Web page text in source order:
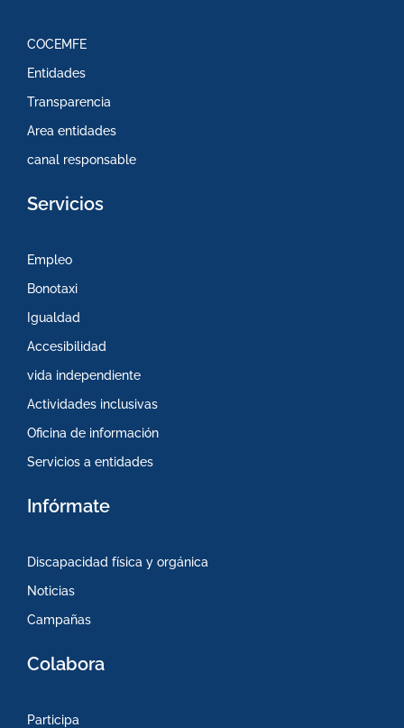
COCEMFE
Entidades
Transparencia
Area entidades
canal responsable
Servicios
Empleo
Bonotaxi
Igualdad
Accesibilidad
vida independiente
Actividades inclusivas
Oficina de información
Servicios a entidades
Infórmate
Discapacidad física y orgánica
Noticias
Campañas
Colabora
Participa